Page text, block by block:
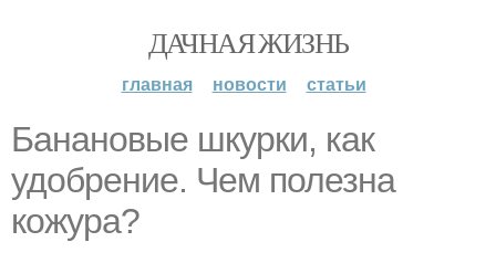
ДАЧНАЯ ЖИЗНЬ
главная новости статьи
Банановые шкурки, как
удобрение. Чем полезна
кожура?